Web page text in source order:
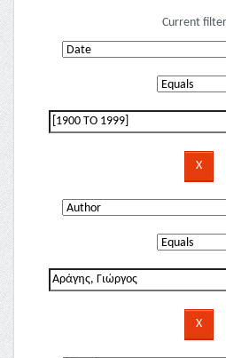
Current